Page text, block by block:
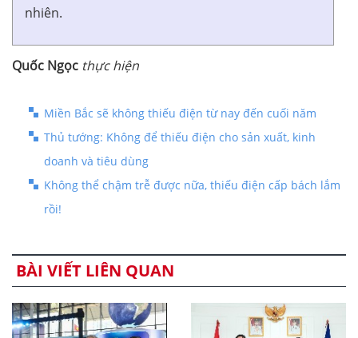
nhiên.
Quốc Ngọc thực hiện
Miền Bắc sẽ không thiếu điện từ nay đến cuối năm
Thủ tướng: Không để thiếu điện cho sản xuất, kinh
doanh và tiêu dùng
Không thể chậm trễ được nữa, thiếu điện cấp bách lắm
rồi!
BÀI VIẾT LIÊN QUAN